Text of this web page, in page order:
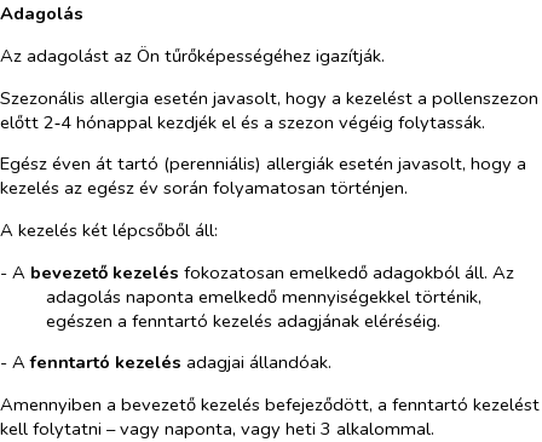
Adagolás
Az adagolást az Ön tűrőképességéhez igazítják.
Szezonális allergia esetén javasolt, hogy a kezelést a pollenszezon
előtt 2‑4 hónappal kezdjék el és a szezon végéig folytassák.
Egész éven át tartó (perenniális) allergiák esetén javasolt, hogy a
kezelés az egész év során folyamatosan történjen.
A kezelés két lépcsőből áll:
- A bevezető kezelés fokozatosan emelkedő adagokból áll. Az
adagolás naponta emelkedő mennyiségekkel történik,
egészen a fenntartó kezelés adagjának eléréséig.
- Afenntartó kezelés adagjai állandóak.
Amennyiben a bevezető kezelés befejeződött, a fenntartó kezelést
kell folytatni – vagy naponta, vagy heti 3 alkalommal.